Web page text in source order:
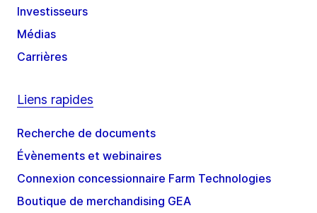
Investisseurs
Médias
Carrières
Liens rapides
Recherche de documents
Évènements et webinaires
Connexion concessionnaire Farm Technologies
Boutique de merchandising GEA